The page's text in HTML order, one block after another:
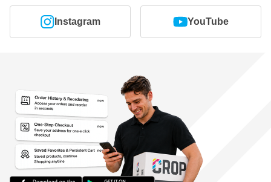
Instagram YouTube